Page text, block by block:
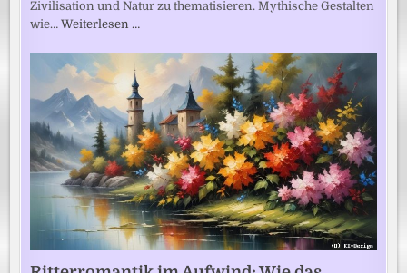
Zivilisation und Natur zu thematisieren. Mythische Gestalten
wie…Weiterlesen …